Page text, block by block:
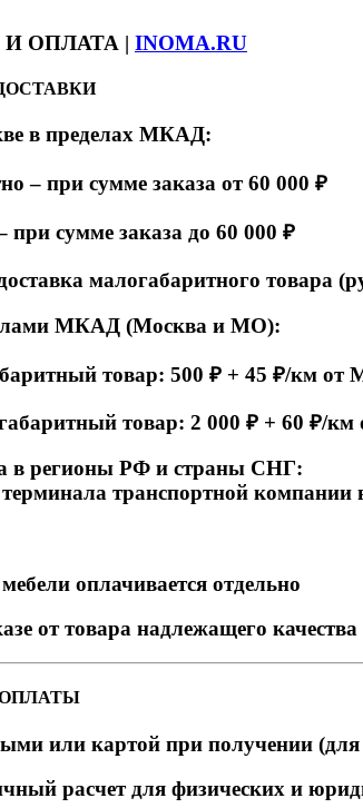
ОПЛАТА | INOMA.RU
в пределах МКАД:
– при сумме заказа от 60 000 ₽
при сумме заказа до 60 000 ₽
малогабаритного товара
МКАД (Москва и МО):
товар: 500 ₽ + 45 ₽/км
товар: 2 000 ₽ + 60 ₽/
в регионы РФ и страны СНГ:
транспортной компании
оплачивается отдельно
от товара надлежащего
или картой при получении
расчет для физических и